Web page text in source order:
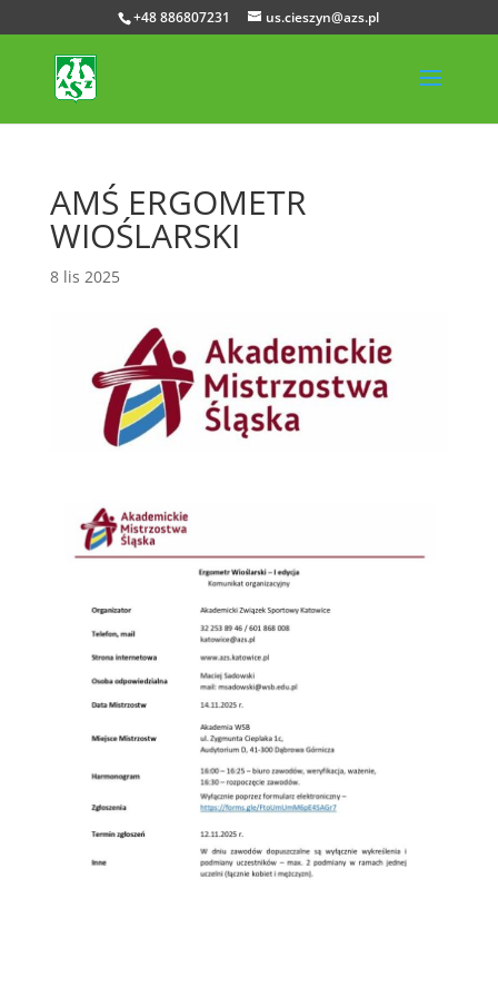
+48 886807231 us.cieszyn@azs.pl
AMŚ ERGOMETR
WIOŚLARSKI
8 lis 2025